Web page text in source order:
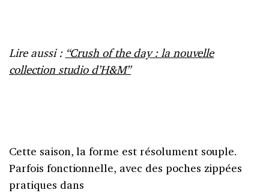
Lire aussi : “Crush of the day : la nouvelle
collection studio d’H&M”
Cette saison, la forme est résolument souple.
Parfois fonctionnelle, avec des poches zippées
pratiques dans